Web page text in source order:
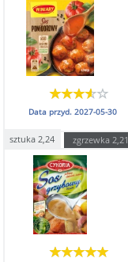
Data przyd.2027-05-30
sztuka 2,24 zgrzewka 2,21